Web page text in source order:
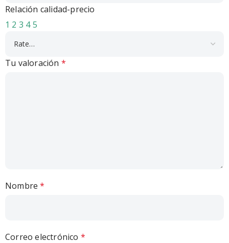
Relación calidad-precio
1 2 3 4 5
Tu valoración *
Nombre*
Correo electrónico *